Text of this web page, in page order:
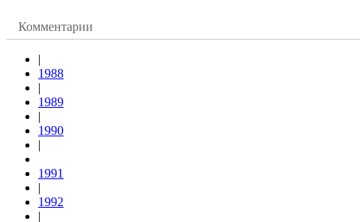
Комментарии
|
1988
|
1989
|
1990
|
1991
|
1992
|